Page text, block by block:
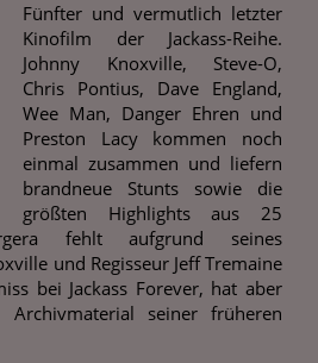
Fünfter und vermutlich letzter
Kinofilm der Jackass-Reihe.
Johnny Knoxville, Steve-O,
Chris Pontius, Dave England,
Wee Man, Danger Ehren und
Preston Lacy kommen noch
einmal zusammen und liefern
brandneue Stunts sowie die
größten Highlights aus 25
fehlt aufgrund seines
und Regisseur Jeff Tremaine
bei Jackass Forever, hat aber
seiner früheren